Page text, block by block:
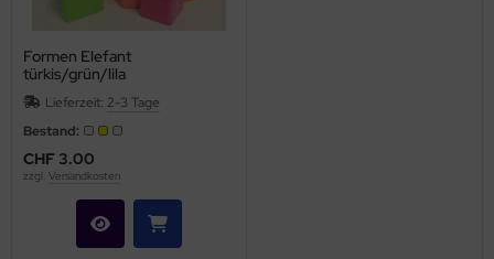
Formen Elefant
türkis/grün/lila
Lieferzeit: 2-3 Tage
Bestand:
CHF 3.00
zzgl. Versandkosten